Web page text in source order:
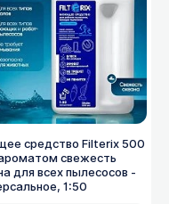
средство Filterix 500
свежесть
для всех пылеcосов -
1:50